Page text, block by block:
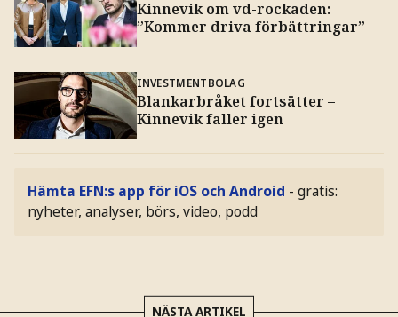
Kinnevik om vd-rockaden:
”Kommer driva förbättringar”
INVESTMENTBOLAG
Blankarbråket fortsätter –
Kinnevik faller igen
Hämta EFN:s app för iOS och Android - gratis:
nyheter, analyser, börs, video, podd
NÄSTA ARTIKEL